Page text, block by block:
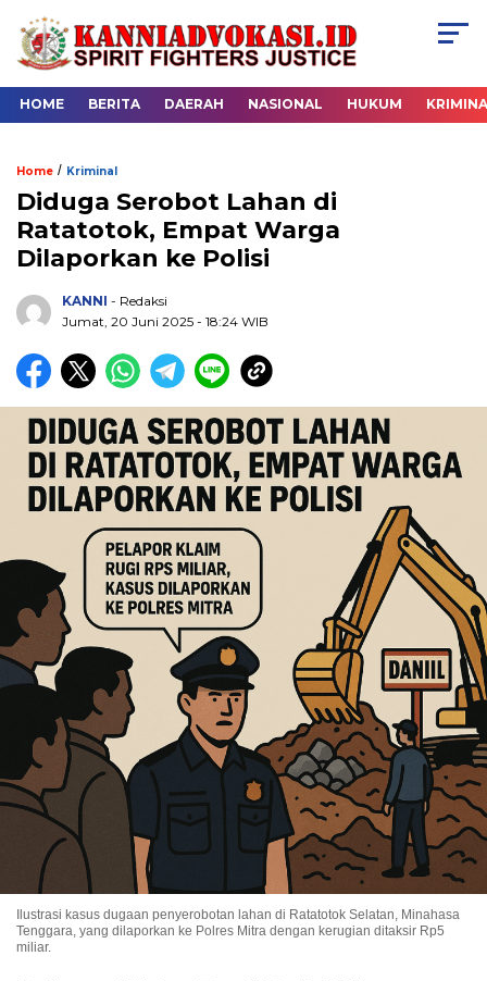
HOME BERITA DAERAH NASIONAL HUKUM
Home / Kriminal
Diduga Serobot Lahan di
Ratatotok, Empat Warga
Dilaporkan ke Polisi
KANNI - Redaksi
Jumat, 20 Juni 2025 - 18:24 WIB
Ilustrasi kasus dugaan penyerobotan lahan di Ratatotok Selatan, Minahasa
Tenggara, yang dilaporkan ke Polres Mitra dengan kerugian ditaksir Rp5
miliar.